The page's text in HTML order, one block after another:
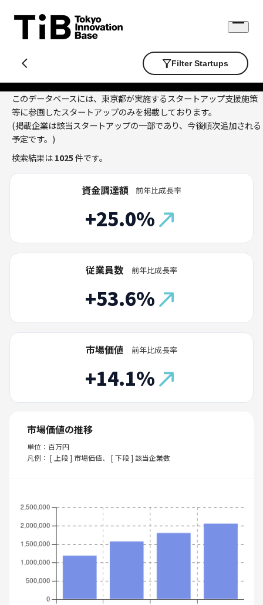
content
Open
Filter Startups
このデータベースには、東京都が実施するスタートアップ支援施策
等に参画したスタートアップのみを掲載しております。
(掲載企業は該当スタートアップの一部であり、今後順次追加される
予定です。)
検索結果は 1025 件です。
資金調達額
+25.0%
前年比成長率
従業員数
+53.6%
前年比成長率
市場価値
+14.1%
前年比成長率
市場価値の推移
単位：百万円
凡例： [ 上段 ] 市場価値、 [ 下段 ] 該当企業数